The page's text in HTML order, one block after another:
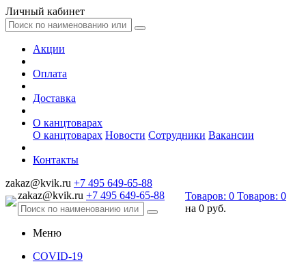
Личный кабинет
Акции
Оплата
Доставка
О канцтоварах
О канцтоварах Новости Сотрудники Вакансии
Контакты
zakaz@kvik.ru +7 495 649-65-88
zakaz@kvik.ru +7 495 649-65-88 Товаров: 0 Товаров: 0
на 0 руб.
Меню
COVID-19